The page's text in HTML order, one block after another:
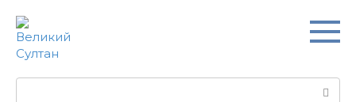
контенту
Поиск: